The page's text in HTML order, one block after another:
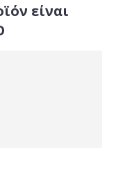
είναι